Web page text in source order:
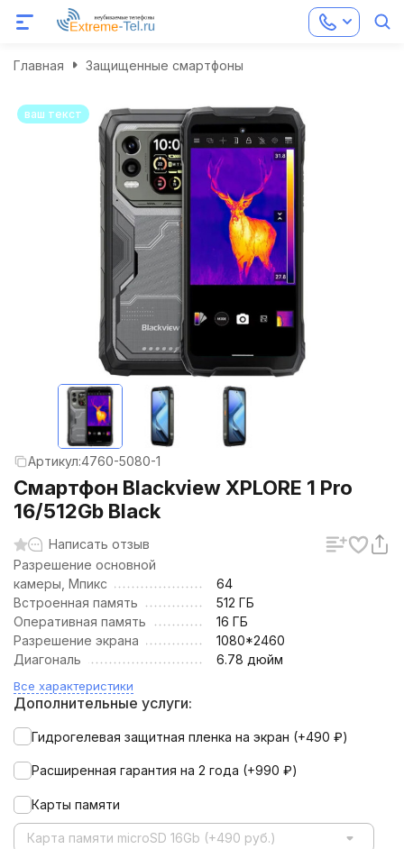
Главная Защищенные смартфоны
ваш текст
Артикул:4760-5080-1
Смартфон Blackview XPLORE 1 Pro
16/512Gb Black
Написать отзыв
Разрешение основной
камеры, Мпикс
64
Встроенная память
512 ГБ
Оперативная память
16 ГБ
Разрешение экрана
1080*2460
Диагональ
6.78 дюйм
Все характеристики
Дополнительные услуги:
Гидрогелевая защитная пленка на экран (+490 ₽)
Расширенная гарантия на 2 года (+990 ₽)
Карты памяти
Карта памяти microSD 16Gb (+490 руб.)